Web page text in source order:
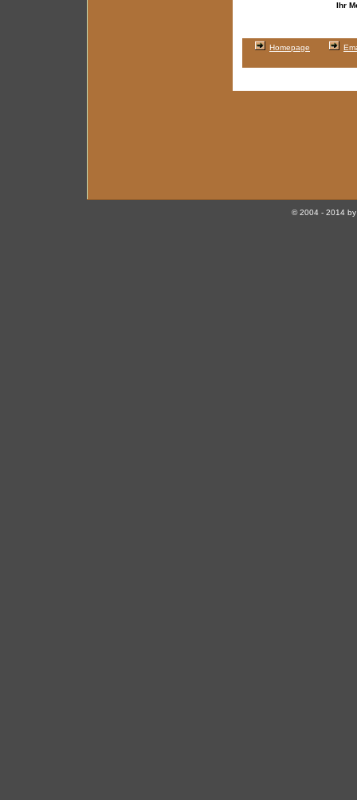
Ihr
Homepage
© 2004 - 2014